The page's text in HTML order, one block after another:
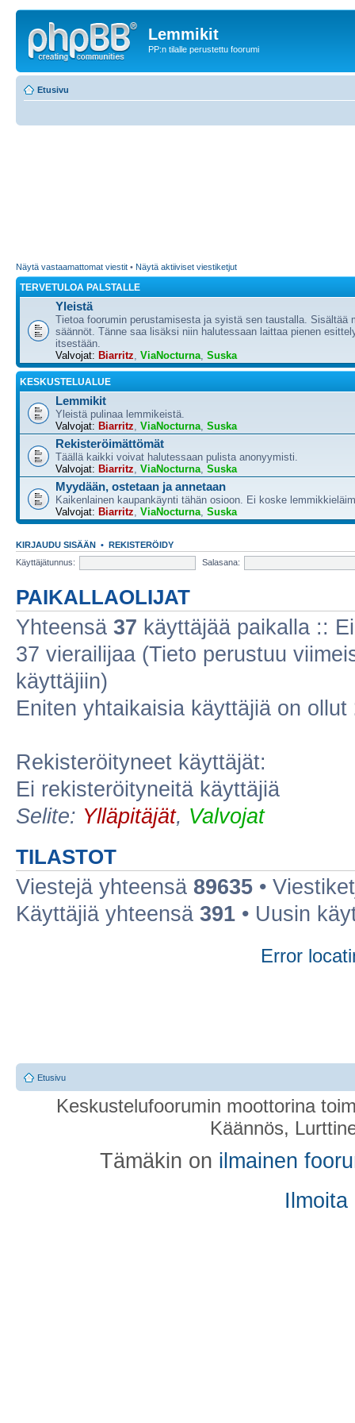
Lemmikit
PP:n tilalle perustettu foorumi
Etusivu
Näytä vastaamattomat viestit • Näytä aktiiviset viestiketjut
TERVETULOA PALSTALLE
Yleistä
Tietoa foorumin perustamisesta ja syistä sen taustalla. Sisältää
säännöt. Tänne saa lisäksi niin halutessaan laittaa pienen
itsestään.
Valvojat: Biarritz, ViaNocturna, Suska
KESKUSTELUALUE
Lemmikit
Yleistä pulinaa lemmikeistä.
Valvojat: Biarritz, ViaNocturna, Suska
Rekisteröimättömät
Täällä kaikki voivat halutessaan pulista anonyymisti.
Valvojat: Biarritz, ViaNocturna, Suska
Myydään, ostetaan ja annetaan
Kaikenlainen kaupankäynti tähän osioon. Ei koske
Valvojat: Biarritz, ViaNocturna, Suska
KIRJAUDU SISÄÄN • REKISTERÖIDY
Käyttäjätunnus:
Salasana:
PAIKALLAOLIJAT
Yhteensä 37 käyttäjää paikalla ::
37 vierailijaa (Tieto perustuu
käyttäjiin)
Eniten yhtaikaisia käyttäjiä on ollut
Rekisteröityneet käyttäjät:
Ei rekisteröityneitä käyttäjiä
Selite: Ylläpitäjät, Valvojat
TILASTOT
Viestejä yhteensä 89635 •
Käyttäjiä yhteensä 391 • Uusin
Error
Etusivu
Keskustelufoorumin moottorina
Käännös,
Tämäkin on ilmainen